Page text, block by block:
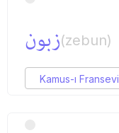
زبون(zebun)
Kamus-ı Fransevi